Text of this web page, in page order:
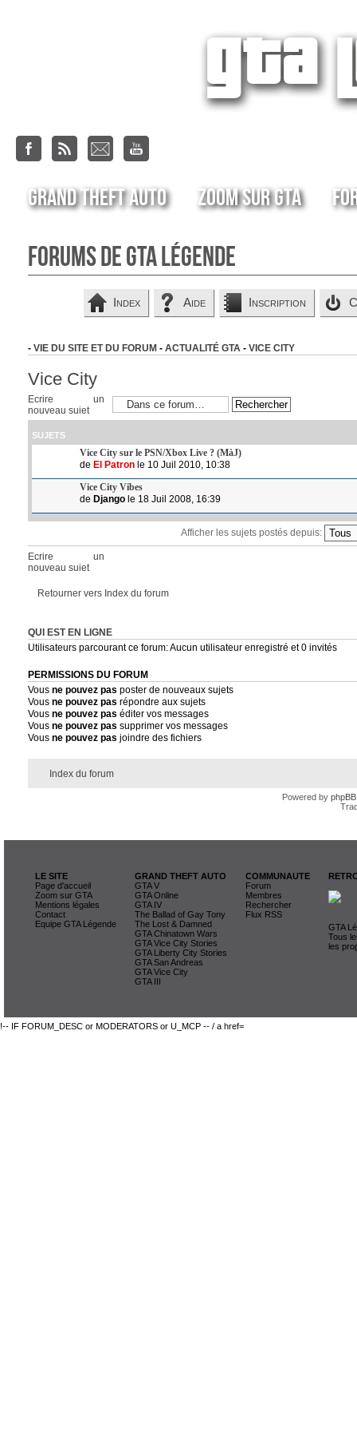
Grand Theft Auto Zoom sur GTA
Forums de GTA Légende
Index Aide Inscription
- VIE DU SITE ET DU FORUM - ACTUALITÉ GTA - VICE CITY
Vice City
Ecrire un
nouveau sujet
SUJETS
Vice City sur le PSN/Xbox Live ? (MàJ)
de El Patronle 10 Juil 2010, 10:38
Vice City Vibes
de Djangole 18 Juil 2008, 16:39
Afficher les sujets postés depuis:
Ecrire un
nouveau sujet
Retourner vers Index du forum
QUI EST EN LIGNE
Utilisateurs parcourant ce forum: Aucun utilisateur enregistré et 0 invités
PERMISSIONS DU FORUM
Vous ne pouvez pas poster de nouveaux sujets
Vous ne pouvez pas répondre aux sujets
Vous ne pouvez pas éditer vos messages
Vous ne pouvez pas supprimer vos messages
Vous ne pouvez pas joindre des fichiers
Index du forum
Powered by phpBB
LE SITE
Page d'accueil
Zoom sur GTA
Mentions légales
Contact
Equipe GTA Légende
GRAND THEFT AUTO
GTA V
GTA Online
GTA IV
The Ballad of Gay Tony
The Lost & Damned
GTA Chinatown Wars
GTA Vice City Stories
GTA Liberty City Stories
GTA San Andreas
GTA Vice City
GTA III
COMMUNAUTE
Forum
Membres
Rechercher
Flux RSS
GTA
Tous
les
!-- IF FORUM_DESC or MODERATORS or U_MCP -- / a href=